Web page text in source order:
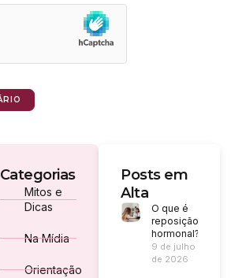
Categorias
Mitos e
Dicas
Na Mídia
Orientação
Posts em
Alta
O que é
reposição
hormonal?
9 de julho
de 2026